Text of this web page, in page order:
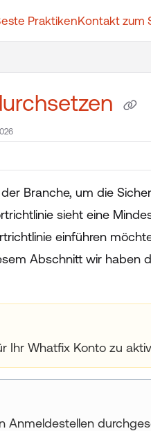
PraktikenKontakt zum
Branche, um die
sieht eine
einführen
Abschnitt wir haben
Ihr Whatfix Konto zu
Anmeldestellen